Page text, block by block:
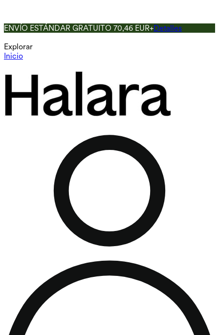
ENVÍO ESTÁNDAR GRATUITO 70,46 EUR+Detalles
Explorar
Inicio